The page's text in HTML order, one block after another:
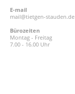
E-mail
mail@tietgen-stauden.de
Bürozeiten
Montag - Freitag
7.00 - 16.00 Uhr